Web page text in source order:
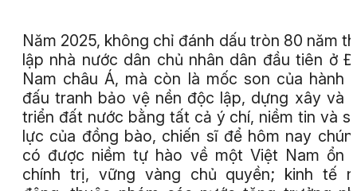
Năm 2025, không chỉ đánh dấu tròn 80 năm
lập nhà nước dân chủ nhân dân đầu tiên ở
Nam châu Á, mà còn là mốc son của hành
đấu tranh bảo vệ nền độc lập, dựng xây và
triển đất nước bằng tất cả ý chí, niềm tin và
lực của đồng bào, chiến sĩ để hôm nay
có được niềm tự hào về một Việt Nam ổn
chính trị, vững vàng chủ quyền; kinh tế